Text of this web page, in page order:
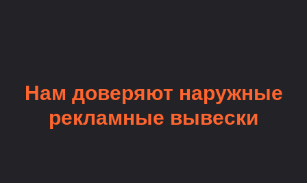
Нам доверяют наружные
рекламные вывески